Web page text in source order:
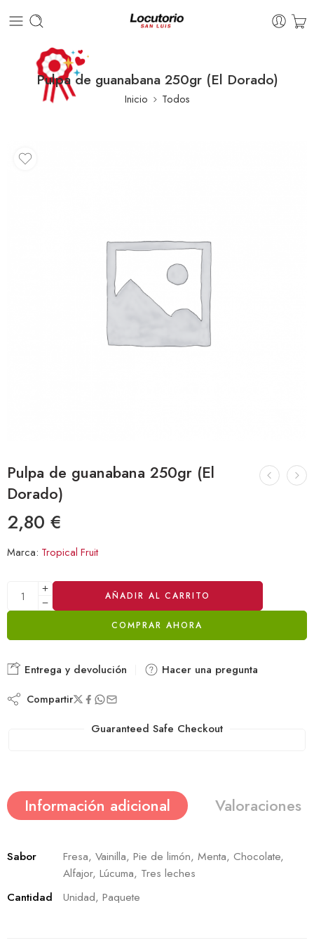
Pulpa de guanabana 250gr (El Dorado)
Inicio Todos
Pulpa de guanabana 250gr (El
Dorado)
2,80 €
Marca: Tropical Fruit
AÑADIR AL CARRITO
COMPRAR AHORA
Alternative:
Entrega y devolución Hacer una pregunta
Compartir
Guaranteed Safe Checkout
Información adicional Valoraciones
Sabor
Fresa, Vainilla, Pie de limón, Menta, Chocolate,
Alfajor, Lúcuma, Tres leches
Cantidad
Unidad, Paquete